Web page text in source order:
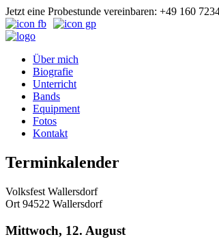
Jetzt eine Probestunde vereinbaren: +49 160
Über mich
Biografie
Unterricht
Bands
Equipment
Fotos
Kontakt
Terminkalender
Volksfest Wallersdorf
Ort 94522 Wallersdorf
Mittwoch, 12. August